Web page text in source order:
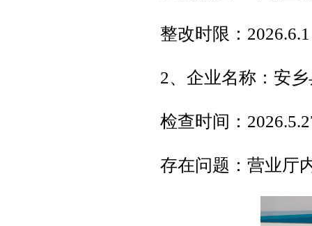
整改时限：2026.6.1
2、企业名称：安
检查时间：
存在问题：营业厅